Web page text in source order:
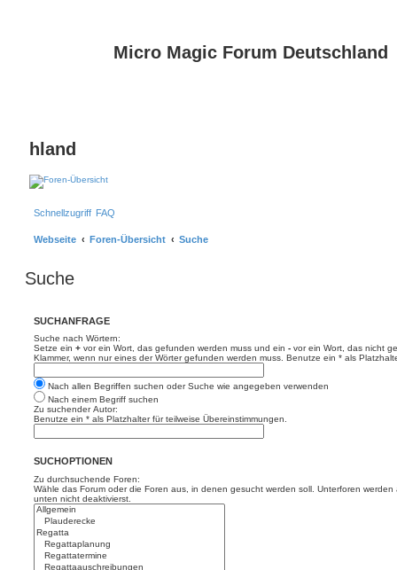
Micro Magic Forum Deutschland
hland
Schnellzugriff FAQ
Webseite Foren-Übersicht Suche
Suche
SUCHANFRAGE
Suche nach Wörtern:
Setze ein + vor ein Wort, das gefunden werden muss und ein - vor ein Wort, das nicht
Klammer, wenn nur eines der Wörter gefunden werden muss. Benutze ein * als
Nach allen Begriffen suchen oder Suche wie angegeben verwenden
Nach einem Begriff suchen
Zu suchender Autor:
Benutze ein * als Platzhalter für teilweise Übereinstimmungen.
SUCHOPTIONEN
Zu durchsuchende Foren:
Wähle das Forum oder die Foren aus, in denen gesucht werden soll. Unterforen
unten nicht deaktivierst.